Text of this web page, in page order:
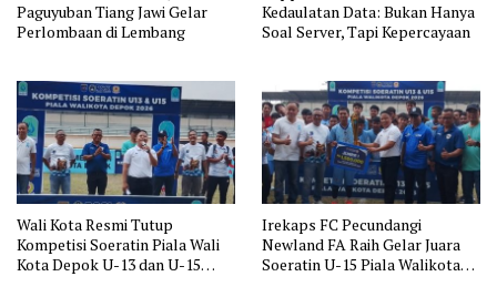
Paguyuban Tiang Jawi Gelar
Perlombaan di Lembang
Kedaulatan Data: Bukan Hanya
Soal Server, Tapi Kepercayaan
Wali Kota Resmi Tutup
Kompetisi Soeratin Piala Wali
Kota Depok U-13 dan U-15
Irekaps FC Pecundangi
Newland FA Raih Gelar Juara
Soeratin U-15 Piala Walikota